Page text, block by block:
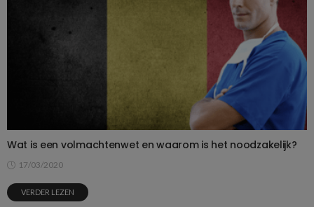
Wat is een volmachtenwet en waarom is het noodzakelijk?
17/03/2020
VERDER LEZEN